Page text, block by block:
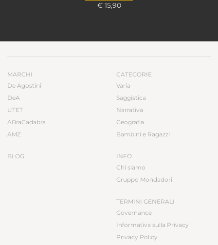
€ 15,90
MARCHI
De Agostini
DeA
UTET
ABraCadabra
AMZ
BLOG
CATEGORIE
Varia
Saggistica
Narrativa
Geografia
Bambini e Ragazzi
INFO
Chi siamo
Gruppo Mondadori
TERMINI GENERALI
Governance
Informativa sulla Privacy
Privacy Policy